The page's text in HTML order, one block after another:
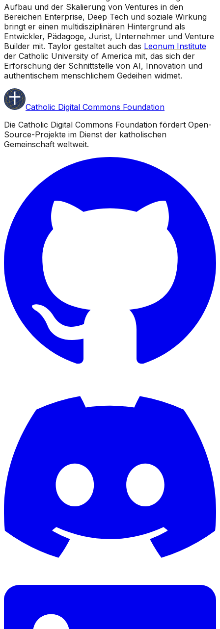
Aufbau und der Skalierung von Ventures in den
Bereichen Enterprise, Deep Tech und soziale Wirkung
bringt er einen multidisziplinären Hintergrund als
Entwickler, Pädagoge, Jurist, Unternehmer und Venture
Builder mit. Taylor gestaltet auch das Leonum Institute
der Catholic University of America mit, das sich der
Erforschung der Schnittstelle von AI, Innovation und
authentischem menschlichem Gedeihen widmet.
Catholic Digital Commons Foundation
Die Catholic Digital Commons Foundation fördert Open-
Source-Projekte im Dienst der katholischen
Gemeinschaft weltweit.